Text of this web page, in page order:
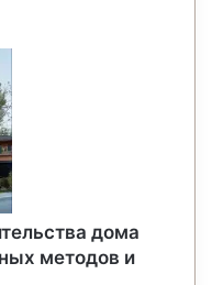
дома
методов и